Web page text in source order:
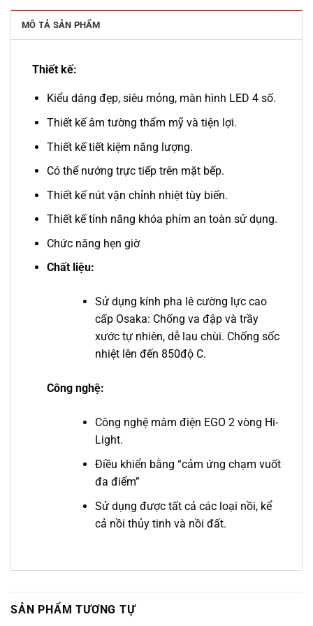
MÔ TẢ SẢN PHẨM
Thiết kế:
Kiểu dáng đẹp, siêu mỏng, màn hình LED 4 số.
Thiết kế âm tường thẩm mỹ và tiện lợi.
Thiết kế tiết kiệm năng lượng.
Có thể nướng trực tiếp trên mặt bếp.
Thiết kế nút vặn chỉnh nhiệt tùy biến.
Thiết kế tính năng khóa phím an toàn sử dụng.
Chức năng hẹn giờ
Chất liệu:
Sử dụng kính pha lê cường lực cao
cấp Osaka: Chống va đập và trầy
xước tự nhiên, dễ lau chùi. Chống sốc
nhiệt lên đến 850độ C.
Công nghệ:
Công nghệ mâm điện EGO 2 vòng Hi-
Light.
Điều khiển bằng “cảm ứng chạm vuốt
đa điểm”
Sử dụng được tất cả các loại nồi, kể
cả nồi thủy tinh và nồi đất.
SẢN PHẨM TƯƠNG TỰ